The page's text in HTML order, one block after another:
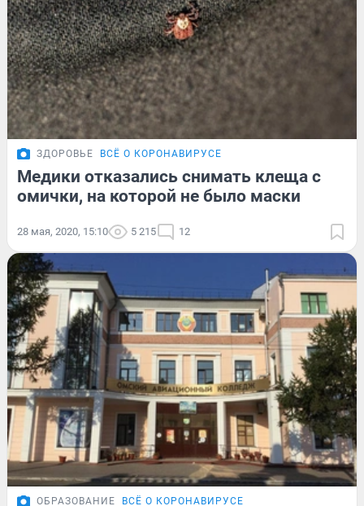
ЗДОРОВЬЕ ВСЁ О КОРОНАВИРУСЕ
Медики отказались снимать клеща с
омички, на которой не было маски
28 мая, 2020, 15:10 5 215 12
ОБРАЗОВАНИЕ ВСЁ О КОРОНАВИРУСЕ